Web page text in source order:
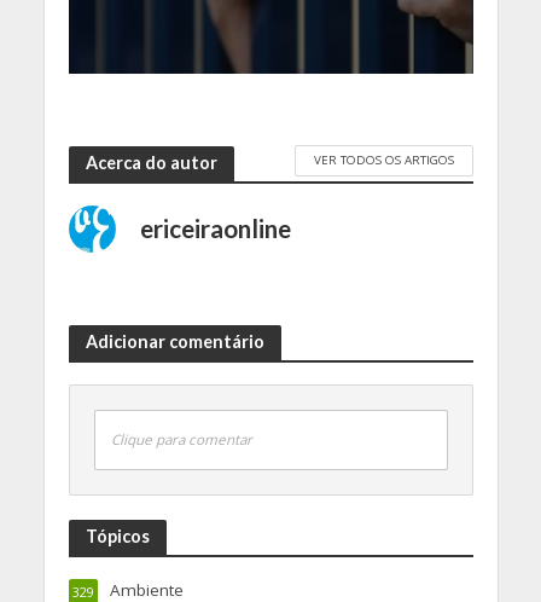
Acerca do autor VER TODOS OS ARTIGOS
ericeiraonline
Adicionar comentário
Clique para comentar
Tópicos
Ambiente
329